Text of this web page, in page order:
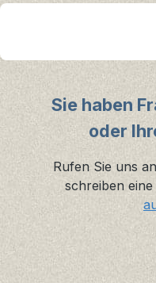
Sie haben
oder
Rufen Sie uns
schreiben eine